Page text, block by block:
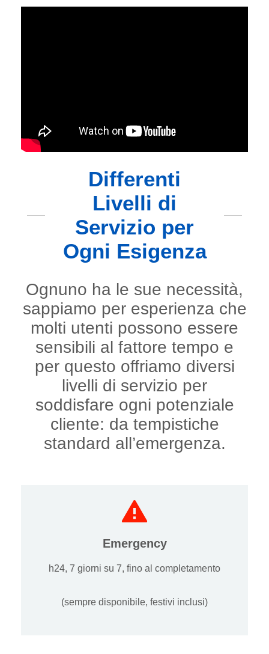
Differenti
Livelli di
Servizio per
Ogni Esigenza
Ognuno ha le sue necessità,
sappiamo per esperienza che
molti utenti possono essere
sensibili al fattore tempo e
per questo offriamo diversi
livelli di servizio per
soddisfare ogni potenziale
cliente: da tempistiche
standard all’emergenza.
Emergency
h24, 7 giorni su 7, fino al completamento
(sempre disponibile, festivi inclusi)